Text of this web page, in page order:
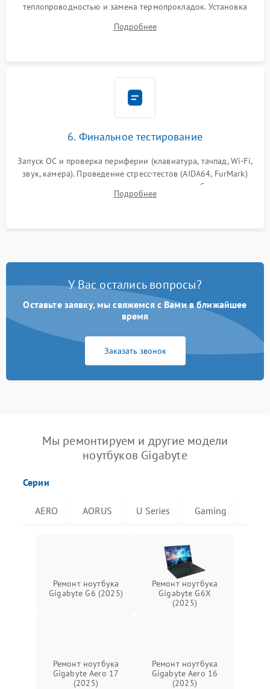
теплопроводностью и замена термопрокладок. Установка
шлейфов, модулей памяти и накопителей. Предварительная
Подробнее
6. Финальное тестирование
Запуск ОС и проверка периферии (клавиатура, тачпад, Wi-Fi,
звук, камера). Проведение стресс-тестов (AIDA64, FurMark)
для контроля температурного режима и стабильности
системы под пиковой нагрузкой.
Подробнее
У Вас остались вопросы?
Оставьте заявку, мы свяжемся с Вами в ближайшее
время
Заказать звонок
Мы ремонтируем и другие модели
ноутбуков Gigabyte
Серии
AERO AORUS U Series Gaming
Ремонт ноутбука
Gigabyte G6 (2025)
Ремонт ноутбука
Gigabyte G6X
(2025)
Ремонт ноутбука
Gigabyte Aero 17
(2025)
Ремонт ноутбука
Gigabyte Aero 16
(2025)